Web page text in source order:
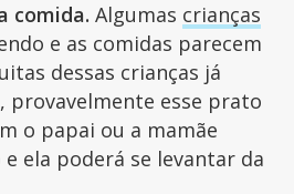
comida. Algumas crianças
e as comidas parecem
dessas crianças já
provavelmente esse prato
o papai ou a mamãe
ela poderá se levantar da